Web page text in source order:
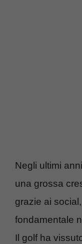
Negli ultimi
una grossa
grazie ai
fondamentale
Il golf ha